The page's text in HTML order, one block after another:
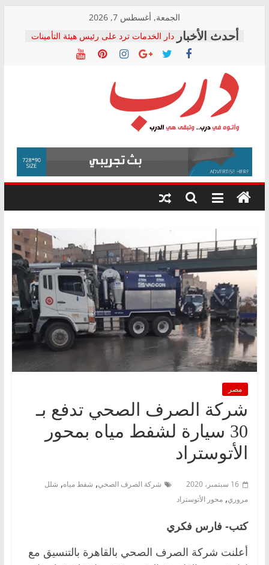
content
الجمعة, أغسطس 7, 2026
دار الخدمات ترد على رئيس هيئة التأمينات
بعد مؤتمره الصحفي: إنكار الأزمة لا ينهي
معاناة أصحاب المعاشات.. ونطالب بكشف
فرحات سليمان يكتب: القطاع الصحي إلى
أين؟
حزب التحالف الشعبي يطلق لجنة “الحق
في الصحة” بالإسكندرية لرصد الانتهاكات
ودعم المرضى
الوزاري لمدينة الصحفيين.. وانتهاء أعمال
إنشاء المبنى الإداري
المجلس القومي لحقوق الإنسان يعلن
متابعة قضية الدكتور محمد زهران.. ويؤكد:
قرينة البراءة وضمانات المحاكمة العادلة
درب
وأتوه
درب..
وتبقى
هي
مصر
شركة الصرف الصحي تدفع بـ
30 سيارة لشفط مياه بمحور
الأتوستراد
16 سبتمبر، 2020 شركة الصرف الصحي, شفط مياه, شلل
مروري, محور الأتوستراد
كتب- فارس فكري
أعلنت شركة الصرف الصحي بالقاهرة بالتنسيق مع